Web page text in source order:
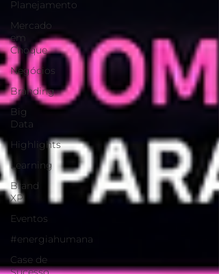
Planejamento
Mercado
em
Choque
Negócios
Branding
Big
Data
Highlights
Learning
Brand
XP
Eventos
#energiahumana
Case de